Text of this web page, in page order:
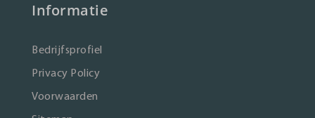
Informatie
Bedrijfsprofiel
Privacy Policy
Voorwaarden